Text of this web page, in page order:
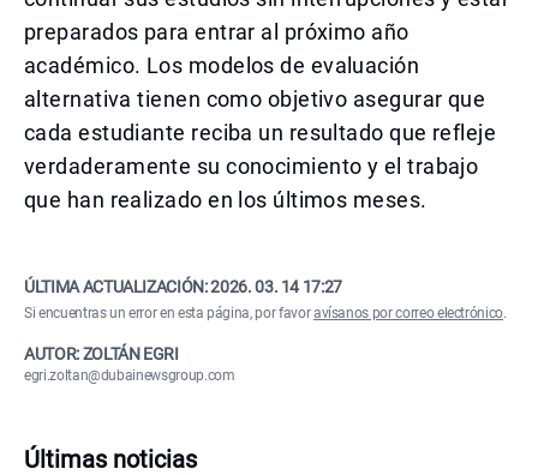
preparados para entrar al próximo año
académico. Los modelos de evaluación
alternativa tienen como objetivo asegurar que
cada estudiante reciba un resultado que refleje
verdaderamente su conocimiento y el trabajo
que han realizado en los últimos meses.
ÚLTIMA ACTUALIZACIÓN:2026. 03. 14 17:27
Si encuentras un error en esta página, por favoravísanos por correo electrónico.
AUTOR: ZOLTÁN EGRI
egri.zoltan@dubainewsgroup.com
Últimas noticias